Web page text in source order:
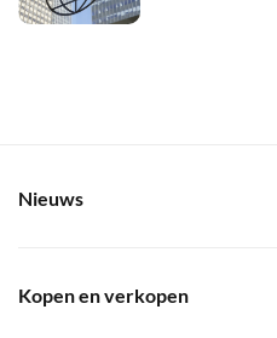
Nieuws
Kopen en verkopen